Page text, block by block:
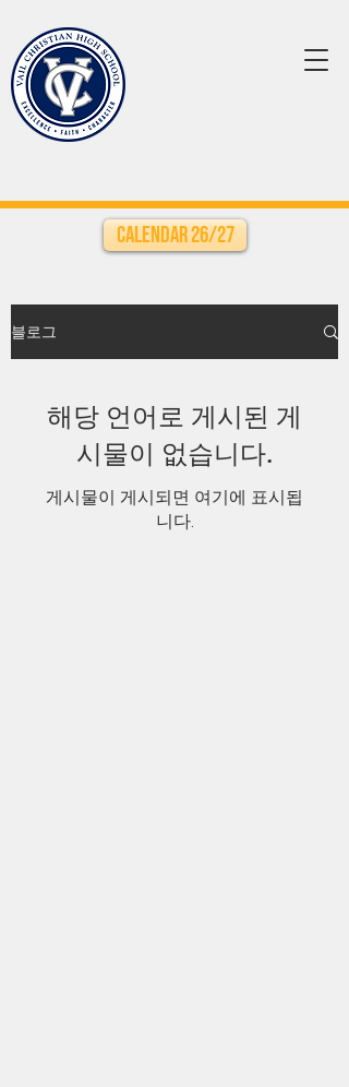
Calendar 26/27
블로그
해당 언어로 게시된 게
시물이 없습니다.
게시물이 게시되면 여기에 표시됩
니다.